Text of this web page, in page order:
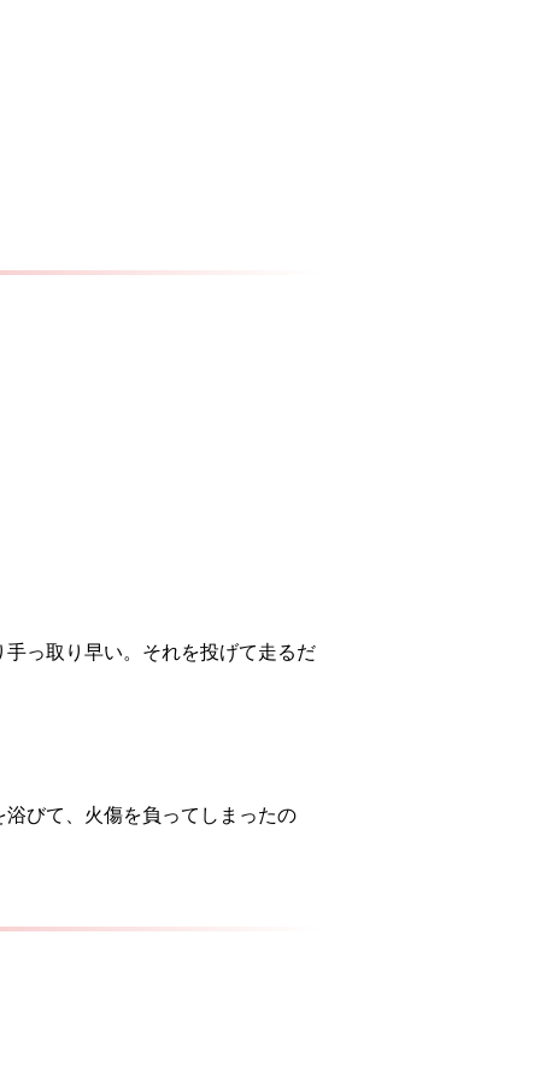
っ取り早い。それを投げて走るだ
びて、火傷を負ってしまったの